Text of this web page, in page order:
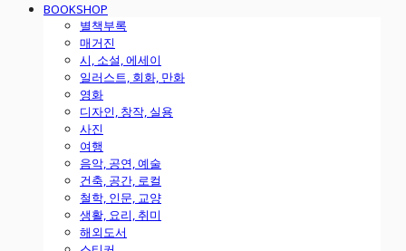
BOOKSHOP
별책부록
매거진
시, 소설, 에세이
일러스트, 회화, 만화
영화
디자인, 창작, 실용
사진
여행
음악, 공연, 예술
건축, 공간, 로컬
철학, 인문, 교양
생활, 요리, 취미
해외도서